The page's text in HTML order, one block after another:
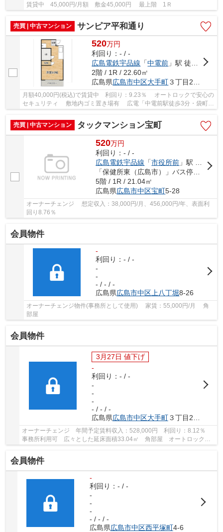
賃貸中 45,000円/月額 敷金45,000円 最上階 1Ｒ
売買 | 中古マンション サンピア平和通り
520万円
利回り：- / -
広島電鉄宇品線 「中電前 」駅 徒歩3分
2階 / 1R / 22.60㎡
広島県広島市中区大手町３丁目2-25
月額40,000円(税込)で賃貸中 利回り：9.23％ オートロックで安心の
セキュリティ 敷地内ゴミ置き場有 広電「中電前駅徒歩3分・袋町駅
売買 | 中古マンション
タックマンション宝町
520万円
利回り：- / -
広島電鉄宇品線 「市役所前 」駅 徒歩12分
「保健所東（広島市）」バス停下車 徒歩1分
5階 / 1R / 21.04㎡
広島県広島市中区宝町5-28
オーナーチェンジ 想定収入：38,000円/月、456,000円/年、表面利
回り8.76％
会員物件
-
利回り：- / -
-
-
- / - / -
広島県広島市中区 上八丁堀8-26
オーナーチェンジ物件(事務所として使用) 家賃：55,000円/月 角
部屋
会員物件
3月27日 値下げ
-
利回り：- / -
-
-
-
- / - / -
広島県広島市中区大手町３丁目2-25
オーナーチェンジ 年間予定賃料収入：528,000円 利回り：8.12％
事務所利用可 広々とした延床面積33.04㎡ 角部屋 オートロックエ
会員物件
-
利回り：- / -
-
-
-
- / - / -
広島県広島市中区西平塚町4-6